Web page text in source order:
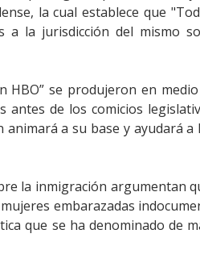
la cual establece que
a la jurisdicción del mismo
HBO” se produjeron en
de los comicios
a su base y ayudará
la inmigración argumentan
embarazadas
que se ha denominado de